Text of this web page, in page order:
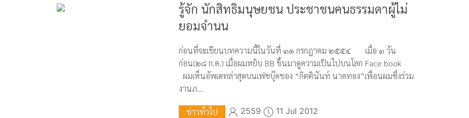
รู้จัก นักสิทธิมนุษยชน ประชาชนคนธรรมดาผู้ไม่
ยอมจำนน
ก่อนที่จะเขียนบทความนี้ในวันที่ ๓๑ กรกฎาคม ๒๕๕๔ เมื่อ ๓ วัน
ก่อน(๒๘ ก.ค.) เมื่อผมหยิบ BB ขึ้นมาดูความเป็นไปบนโลก Face book
ผมเห็นอัพเดทล่าสุดบนเฟซบุ๊คของ “กิตตินันท์ นาคทอง”เพื่อนผมซึ่งร่วม
งานภ...
ข่าวทั่วไป 2559 11 Jul 2012